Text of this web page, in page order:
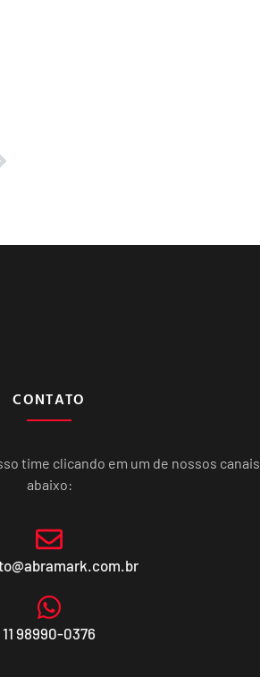
CONTATO
time clicando em um de nossos canais
abaixo:
11 98990-0376